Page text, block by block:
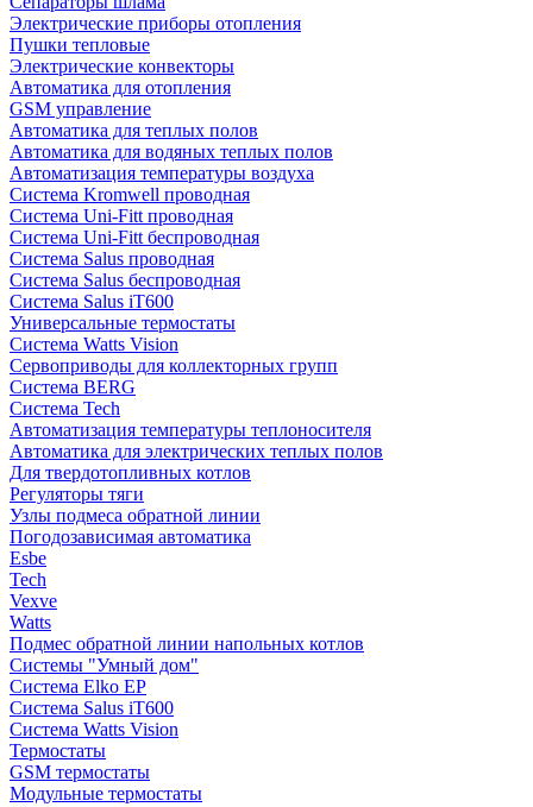
Электрические приборы отопления
Пушки тепловые
Электрические конвекторы
Автоматика для отопления
GSM управление
Автоматика для теплых полов
Автоматика для водяных теплых полов
Автоматизация температуры воздуха
Система Kromwell проводная
Система Uni-Fitt проводная
Система Uni-Fitt беспроводная
Система Salus проводная
Система Salus беспроводная
Система Salus iT600
Универсальные термостаты
Система Watts Vision
Сервоприводы для коллекторных групп
Система BERG
Система Tech
Автоматизация температуры теплоносителя
Автоматика для электрических теплых полов
Для твердотопливных котлов
Регуляторы тяги
Узлы подмеса обратной линии
Погодозависимая автоматика
Esbe
Tech
Vexve
Watts
Подмес обратной линии напольных котлов
Системы "Умный дом"
Система Elko EP
Система Salus iT600
Система Watts Vision
Термостаты
GSM термостаты
Модульные термостаты